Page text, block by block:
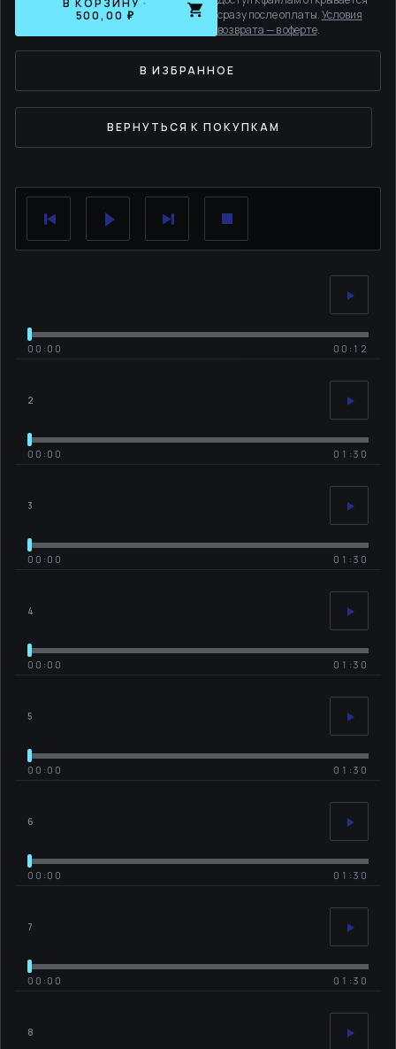
В КОРЗИНУ ·
500,00 ₽
сразу после оплаты.Условия
возврата — в оферте.
В ИЗБРАННОЕ
ВЕРНУТЬСЯ К ПОКУПКАМ
00:00 00:12
2
00:00 01:30
3
00:00 01:30
4
00:00 01:30
5
00:00 01:30
6
00:00 01:30
7
00:00 01:30
8